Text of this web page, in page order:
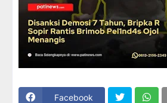
Facebook